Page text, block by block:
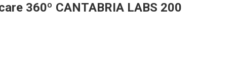
360º CANTABRIA LABS 200